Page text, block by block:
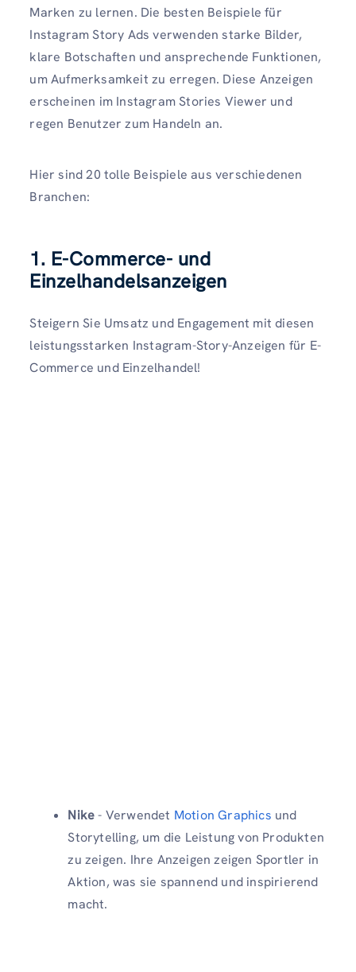
Marken zu lernen. Die besten Beispiele für
Instagram Story Ads verwenden starke Bilder,
klare Botschaften und ansprechende Funktionen,
um Aufmerksamkeit zu erregen. Diese Anzeigen
erscheinen im Instagram Stories Viewer und
regen Benutzer zum Handeln an.
Hier sind 20 tolle Beispiele aus verschiedenen
Branchen:
1. E-Commerce- und
Einzelhandelsanzeigen
Steigern Sie Umsatz und Engagement mit diesen
leistungsstarken Instagram-Story-Anzeigen für E-
Commerce und Einzelhandel!
Nike- Verwendet Motion Graphics und
Storytelling, um die Leistung von Produkten
zu zeigen. Ihre Anzeigen zeigen Sportler in
Aktion, was sie spannend und inspirierend
macht.